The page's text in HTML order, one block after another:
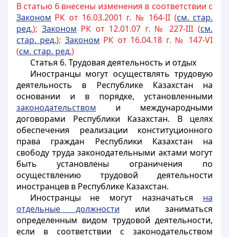
В статью 6 внесены изменения в соответствии с
Законом РК от 16.03.2001 г. № 164-II (см. стар.
ред.); Законом РК от 12.01.07 г. № 227-III (см.
стар. ред.); Законом РК от 16.04.18 г. № 147-VI
(см. стар. ред.)
Статья 6. Трудовая деятельность и отдых
Иностранцымогут осуществлять трудовую
деятельность в Республике Казахстан на
основании и в порядке, установленными
законодательством и международными
договорами Республики Казахстан. В целях
обеспечения реализации конституционного
права граждан Республики Казахстан на
свободу труда законодательными актами могут
быть установлены ограничения по
осуществлению трудовой деятельности
иностранцев в Республике Казахстан.
Иностранцыне могут назначаться на
отдельные должности или заниматься
определенным видом трудовой деятельности,
если в соответствии с законодательством